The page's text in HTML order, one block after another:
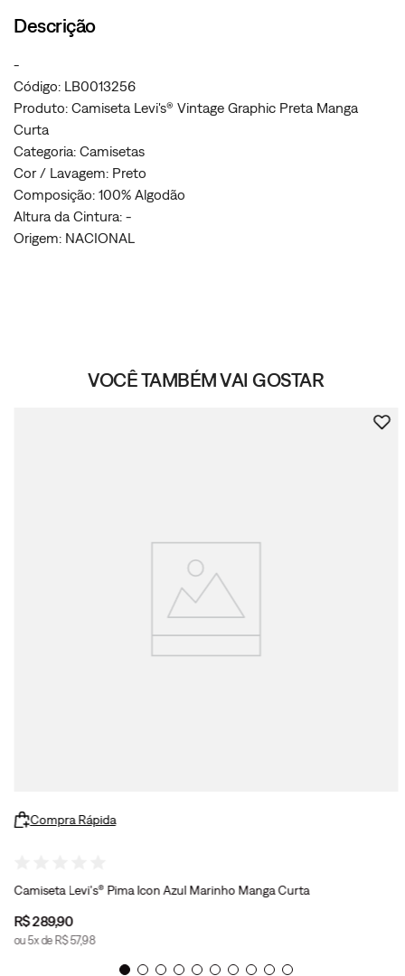
Descrição
-
Código: LB0013256
Produto: Camiseta Levi's® Vintage Graphic Preta Manga
Curta
Categoria: Camisetas
Cor / Lavagem: Preto
Composição: 100% Algodão
Altura da Cintura: -
Origem: NACIONAL
VOCÊ TAMBÉM VAI GOSTAR
Compra Rápida
Camiseta Levi's® Pima Icon Azul Marinho Manga Curta
R$289,90
ou5x de R$ 57,98